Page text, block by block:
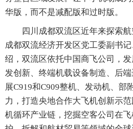
华版，而不是减配版和过时版。
四川成都双流区近年来探索航
成都双流经济开发区党工委副书
绍，双流区依托中国商飞公司，
发创新、终端机载设备制造、后
展C919和C909整机、发动机、部
力，打造央地合作大飞机创新示
机循环产业链，挖掘空客公司在